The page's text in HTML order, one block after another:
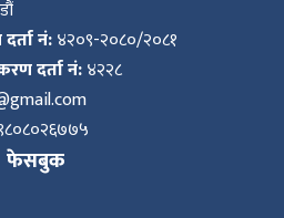
नं:४२०९-२०८०/२०८१
दर्ता नं:४२२८
फेसबुक